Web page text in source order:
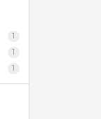
1
1
1